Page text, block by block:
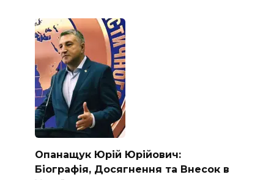
Опанащук Юрій Юрійович:
Біографія, Досягнення та Внесок в